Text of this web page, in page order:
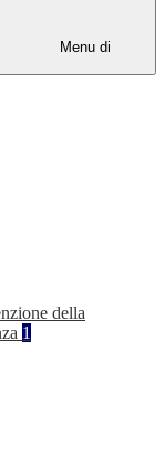
Menu di
della
1